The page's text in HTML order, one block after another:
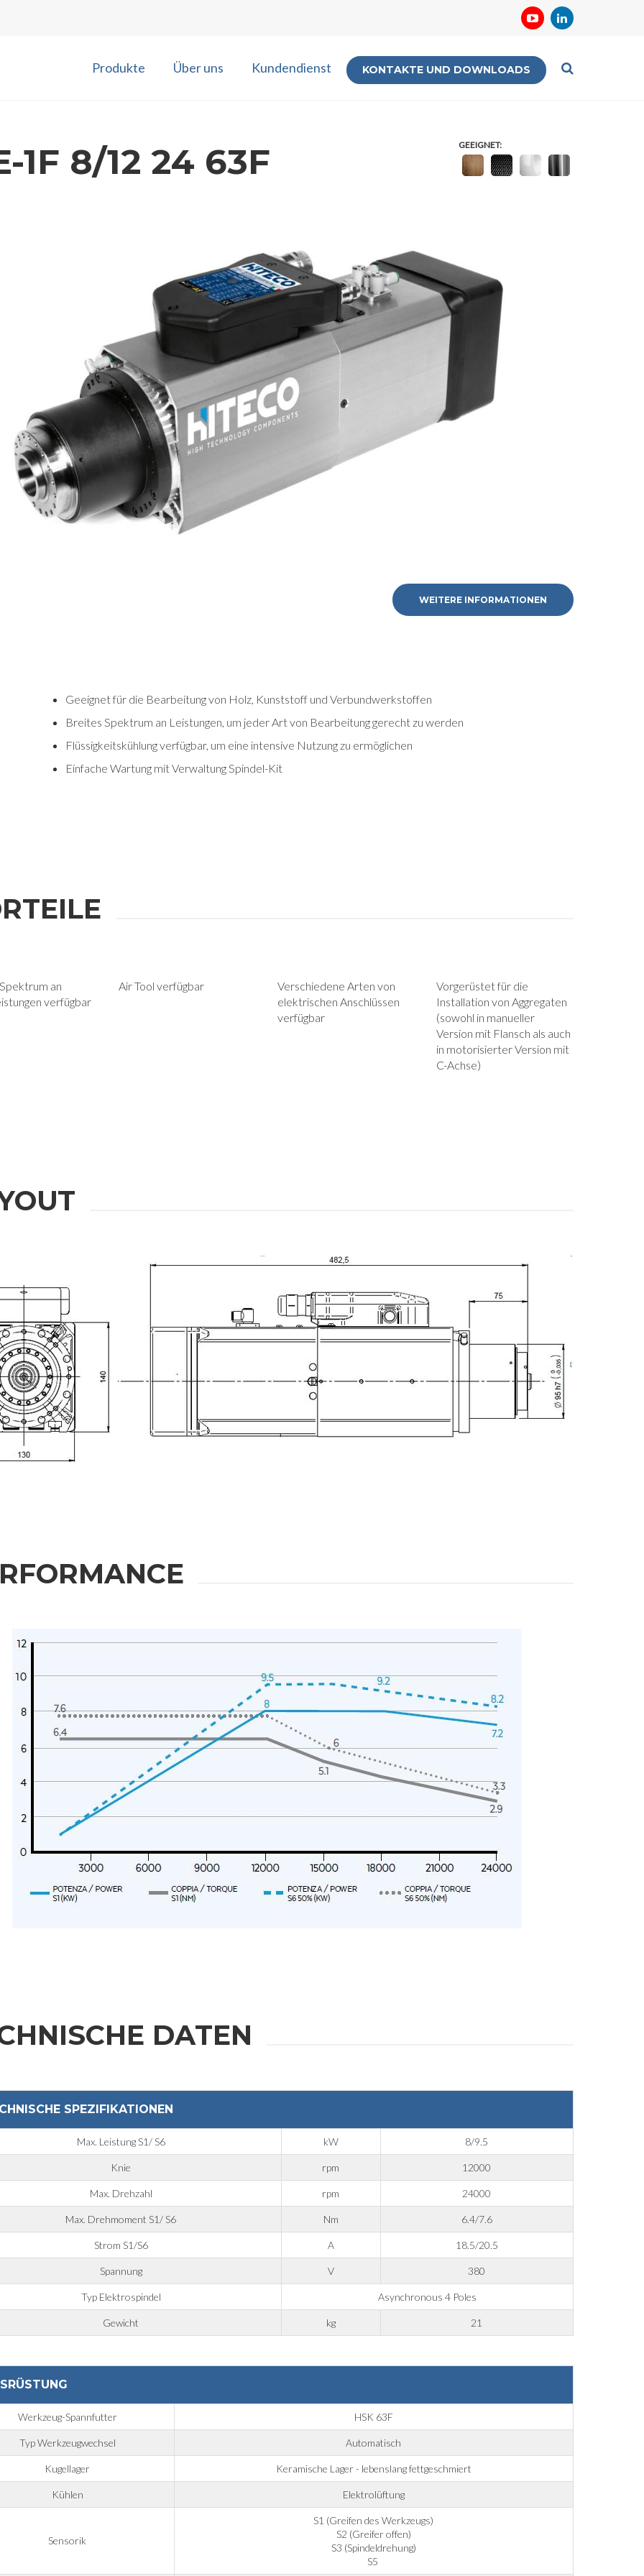
Produkte Über uns Kundendienst KONTAKTE UND DOWNLOADS
erhalten
Nachname
Telefonnummer
Datenschutz-Grundverordnung 2016/679 sowie der geltenden Richtlinie
zu
Datenschutzerklärung zu
einschl. Unternehmen des Konzerns und/oder an Dritte außerhalb des Konzerns, bspw. an Unternehmen der Branche für deren Marketingaktivitäten.
1F 8/12 24 63F GEEIGNET:
WEITERE INFORMATIONEN
Geeignet für die Bearbeitung von Holz, Kunststoff und Verbundwerkstoffen
Breites Spektrum an Leistungen, um jeder Art von Bearbeitung gerecht zu werden
Flüssigkeitskühlung verfügbar, um eine intensive Nutzung zu ermöglichen
Einfache Wartung mit Verwaltung Spindel-Kit
an
verfügbar
Air Tool verfügbar
Verschiedene Arten von
elektrischen Anschlüssen
verfügbar
Vorgerüstet für die
Installation von Aggregaten
(sowohl in manueller
Version mit Flansch als auch
in motorisierter Version mit
C-Achse)
DATEN
SPEZIFIKATIONEN
Max. Leistung S1/ S6 kW 8/9.5
Knie rpm 12000
Max. Drehzahl rpm 24000
Max. Drehmoment S1/ S6 Nm 6.4/7.6
Strom S1/S6 A 18.5/20.5
Spannung V 380
Typ Elektrospindel Asynchronous 4 Poles
Gewicht kg 21
Werkzeug-Spannfutter HSK 63F
Typ Werkzeugwechsel Automatisch
Kugellager Keramische Lager - lebenslang fettgeschmiert
Kühlen Elektrolüftung
Sensorik
S1 (Greifen des Werkzeugs)
S2 (Greifer offen)
S3 (Spindeldrehung)
S5